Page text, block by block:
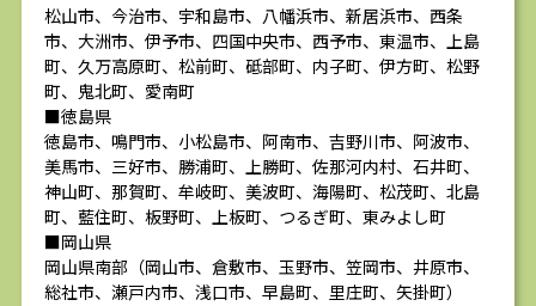
松山市、今治市、宇和島市、八幡浜市、新居浜市、西条
市、大洲市、伊予市、四国中央市、西予市、東温市、上島
町、久万高原町、松前町、砥部町、内子町、伊方町、松野
町、鬼北町、愛南町
■徳島県
徳島市、鳴門市、小松島市、阿南市、吉野川市、阿波市、
美馬市、三好市、勝浦町、上勝町、佐那河内村、石井町、
神山町、那賀町、牟岐町、美波町、海陽町、松茂町、北島
町、藍住町、板野町、上板町、つるぎ町、東みよし町
■岡山県
岡山県南部（岡山市、倉敷市、玉野市、笠岡市、井原市、
総社市、瀬戸内市、浅口市、早島町、里庄町、矢掛町）